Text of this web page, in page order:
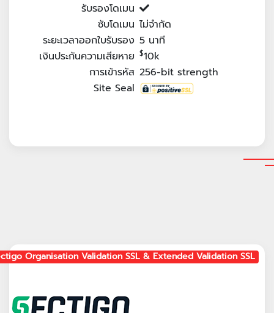
รับรองโดเมน
ซับโดเมน ไม่จำกัด
ระยะเวลาออกใบรับรอง 5 นาที
เงินประกันความเสียหาย $10k
การเข้ารหัส 256-bit strength
Site Seal
Organisation Validation SSL & Extended Validation SSL